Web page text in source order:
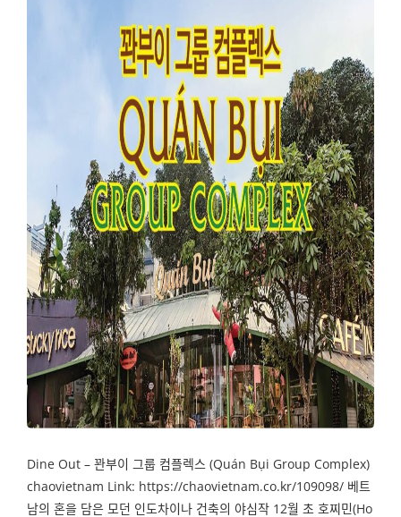
Dine Out – 꽌부이 그룹 컴플렉스 (Quán Bụi Group Complex)
chaovietnam Link: https://chaovietnam.co.kr/109098/ 베트
남의 혼을 담은 모던 인도차이나 건축의 야심작 12월 초 호찌민(Ho